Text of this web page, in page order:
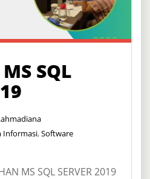
SQL
Informasi,Software
MS SQL SERVER 2019